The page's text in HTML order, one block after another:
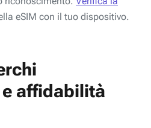
eSIM con il tuo dispositivo.
affidabilità